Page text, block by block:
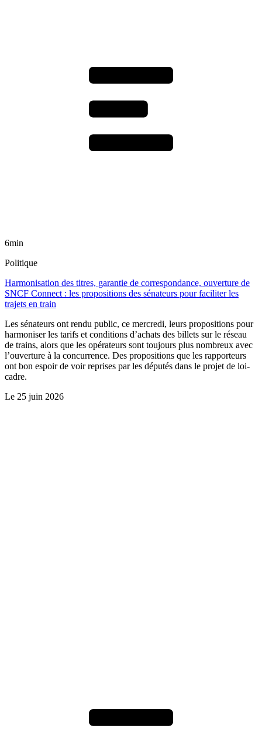
6min
Politique
Harmonisation des titres, garantie de correspondance, ouverture de
SNCF Connect : les propositions des sénateurs pour faciliter les
trajets en train
Les sénateurs ont rendu public, ce mercredi, leurs propositions pour
harmoniser les tarifs et conditions d’achats des billets sur le réseau
de trains, alors que les opérateurs sont toujours plus nombreux avec
l’ouverture à la concurrence. Des propositions que les rapporteurs
ont bon espoir de voir reprises par les députés dans le projet de loi-
cadre.
Le 25 juin 2026